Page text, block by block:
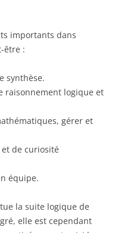
importants dans
être :
synthèse.
raisonnement logique et
gérer et
et de curiosité
équipe.
la suite logique de
elle est cependant